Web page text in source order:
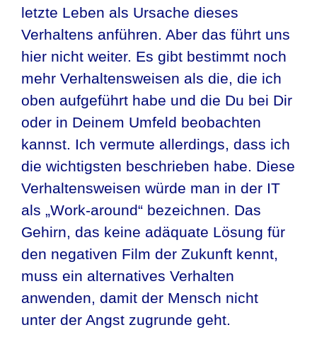
letzte Leben als Ursache dieses
Verhaltens anführen. Aber das führt uns
hier nicht weiter. Es gibt bestimmt noch
mehr Verhaltensweisen als die, die ich
oben aufgeführt habe und die Du bei Dir
oder in Deinem Umfeld beobachten
kannst. Ich vermute allerdings, dass ich
die wichtigsten beschrieben habe. Diese
Verhaltensweisen würde man in der IT
als „Work-around“ bezeichnen. Das
Gehirn, das keine adäquate Lösung für
den negativen Film der Zukunft kennt,
muss ein alternatives Verhalten
anwenden, damit der Mensch nicht
unter der Angst zugrunde geht.